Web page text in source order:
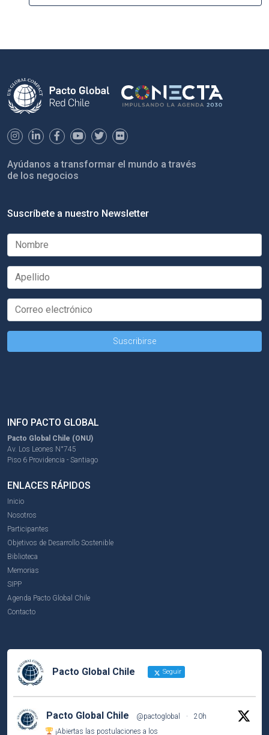
Ayúdanos a transformar el mundo a través
de los negocios
Suscríbete a nuestro Newsletter
INFO PACTO GLOBAL
Pacto Global Chile (ONU)
Av. Los Leones N°745
Piso 6 Providencia - Santiago
ENLACES RÁPIDOS
Inicio
Nosotros
Participantes
Objetivos de Desarrollo Sostenible
Biblioteca
Memorias
SIPP
Agenda Pacto Global Chile
Contacto
Pacto Global Chile Seguir
Pacto Global Chile @pactoglobal ·
20h
¡Abiertas las postulaciones a los